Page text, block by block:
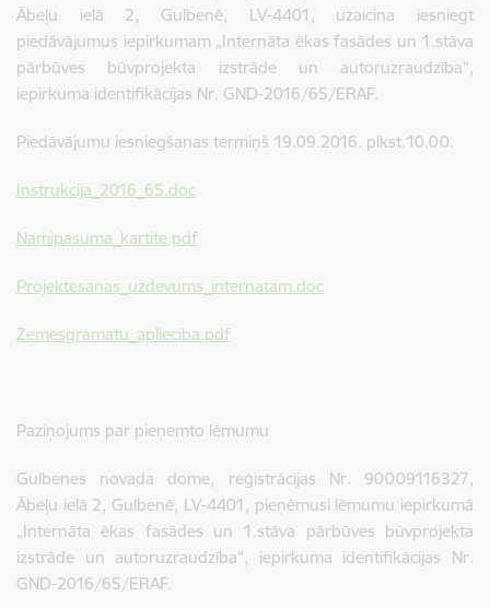
Ābeļu ielā 2, Gulbenē, LV-4401, uzaicina iesniegt
piedāvājumus iepirkumam „Internāta ēkas fasādes un 1.stāva
pārbūves būvprojekta izstrāde un autoruzraudzība”,
iepirkuma identifikācijas Nr. GND-2016/65/ERAF.
Piedāvājumu iesniegšanas termiņš 19.09.2016. plkst.10.00.
Instrukcija_2016_65.doc
Namipasuma_kartite.pdf
Projektesanas_uzdevums_internatam.doc
Zemesgramatu_aplieciba.pdf
Paziņojums par pieņemto lēmumu
Gulbenes novada dome, reģistrācijas Nr. 90009116327,
Ābeļu ielā 2, Gulbenē, LV-4401, pieņēmusi lēmumu iepirkumā
„Internāta ēkas fasādes un 1.stāva pārbūves būvprojekta
izstrāde un autoruzraudzība”, iepirkuma identifikācijas Nr.
GND-2016/65/ERAF.